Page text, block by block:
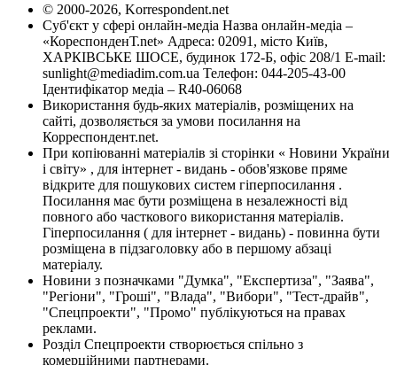
© 2000-2026, Korrespondent.net
Суб'єкт у сфері онлайн-медіа Назва онлайн-медіа –
«КореспонденТ.net» Адреса: 02091, місто Київ,
ХАРКІВСЬКЕ ШОСЕ, будинок 172-Б, офіс 208/1 E-mail:
sunlight@mediadim.com.ua Телефон: 044-205-43-00
Ідентифікатор медіа – R40-06068
Використання будь-яких матеріалів, розміщених на
сайті, дозволяється за умови посилання на
Корреспондент.net.
При копіюванні матеріалів зі сторінки « Новини України
і світу» , для інтернет - видань - обов'язкове пряме
відкрите для пошукових систем гіперпосилання .
Посилання має бути розміщена в незалежності від
повного або часткового використання матеріалів.
Гіперпосилання ( для інтернет - видань) - повинна бути
розміщена в підзаголовку або в першому абзаці
матеріалу.
Новини з позначками "Думка", "Експертиза", "Заява",
"Регіони", "Гроші", "Влада", "Вибори", "Тест-драйв",
"Спецпроекти", "Промо" публікуються на правах
реклами.
Розділ Спецпроекти створюється спільно з
комерційними партнерами.